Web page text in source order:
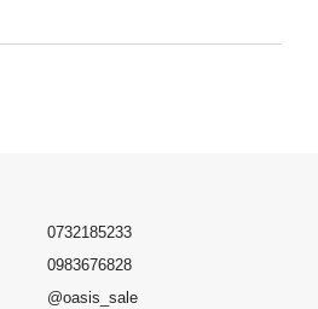
0732185233
0983676828
@oasis_sale